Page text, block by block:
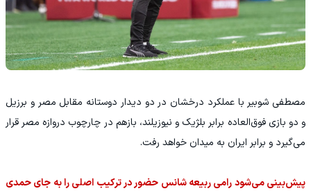
مصطفی شوبیر با عملکرد درخشان در دو دیدار دوستانه مقابل مصر و برزیل
و دو بازی فوق‌العاده برابر بلژیک و نیوزیلند، بازهم در چارچوب دروازه مصر قرار
می‌گیرد و برابر ایران به میدان خواهد رفت.
پیش‌بینی می‌شود رامی ربیعه شانس حضور در ترکیب اصلی را به جای حمدی